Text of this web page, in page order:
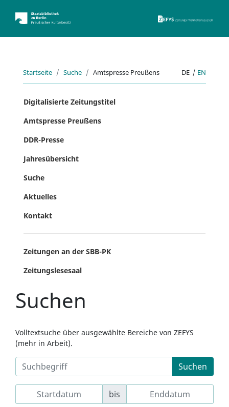
Startseite Suche Amtspresse Preußens DE | EN
Digitalisierte Zeitungstitel
Amtspresse Preußens
DDR-Presse
Jahresübersicht
Suche
Aktuelles
Kontakt
Zeitungen an der SBB-PK
Zeitungslesesaal
Suchen
Volltextsuche über ausgewählte Bereiche von ZEFYS
(mehr in Arbeit).
Suchen
bis